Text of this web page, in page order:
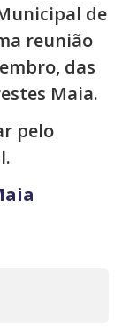
de
reunião
das
Maia.
pelo